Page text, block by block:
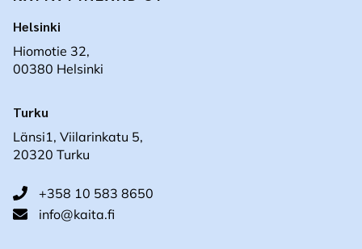
Helsinki
Hiomotie 32,
00380 Helsinki
Turku
Länsi1, Viilarinkatu 5,
20320 Turku
+358 10 583 8650
info@kaita.fi